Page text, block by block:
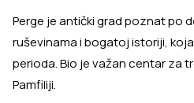
Perge je antički grad poznat po
ruševinama i bogatoj istoriji,
perioda. Bio je važan centar za
Pamfiliji.